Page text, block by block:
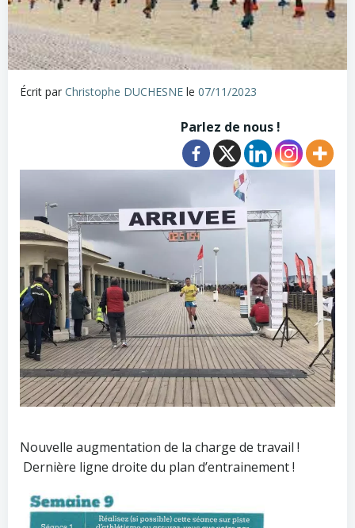
Écrit par Christophe DUCHESNE le 07/11/2023
Parlez de nous !
Nouvelle augmentation de la charge de travail !
Dernière ligne droite du plan d’entrainement !